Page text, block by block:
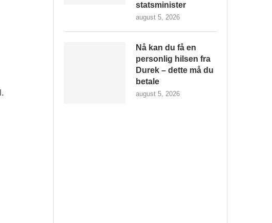
statsminister
august 5, 2026
Nå kan du få en
personlig hilsen fra
Durek – dette må du
betale
august 5, 2026